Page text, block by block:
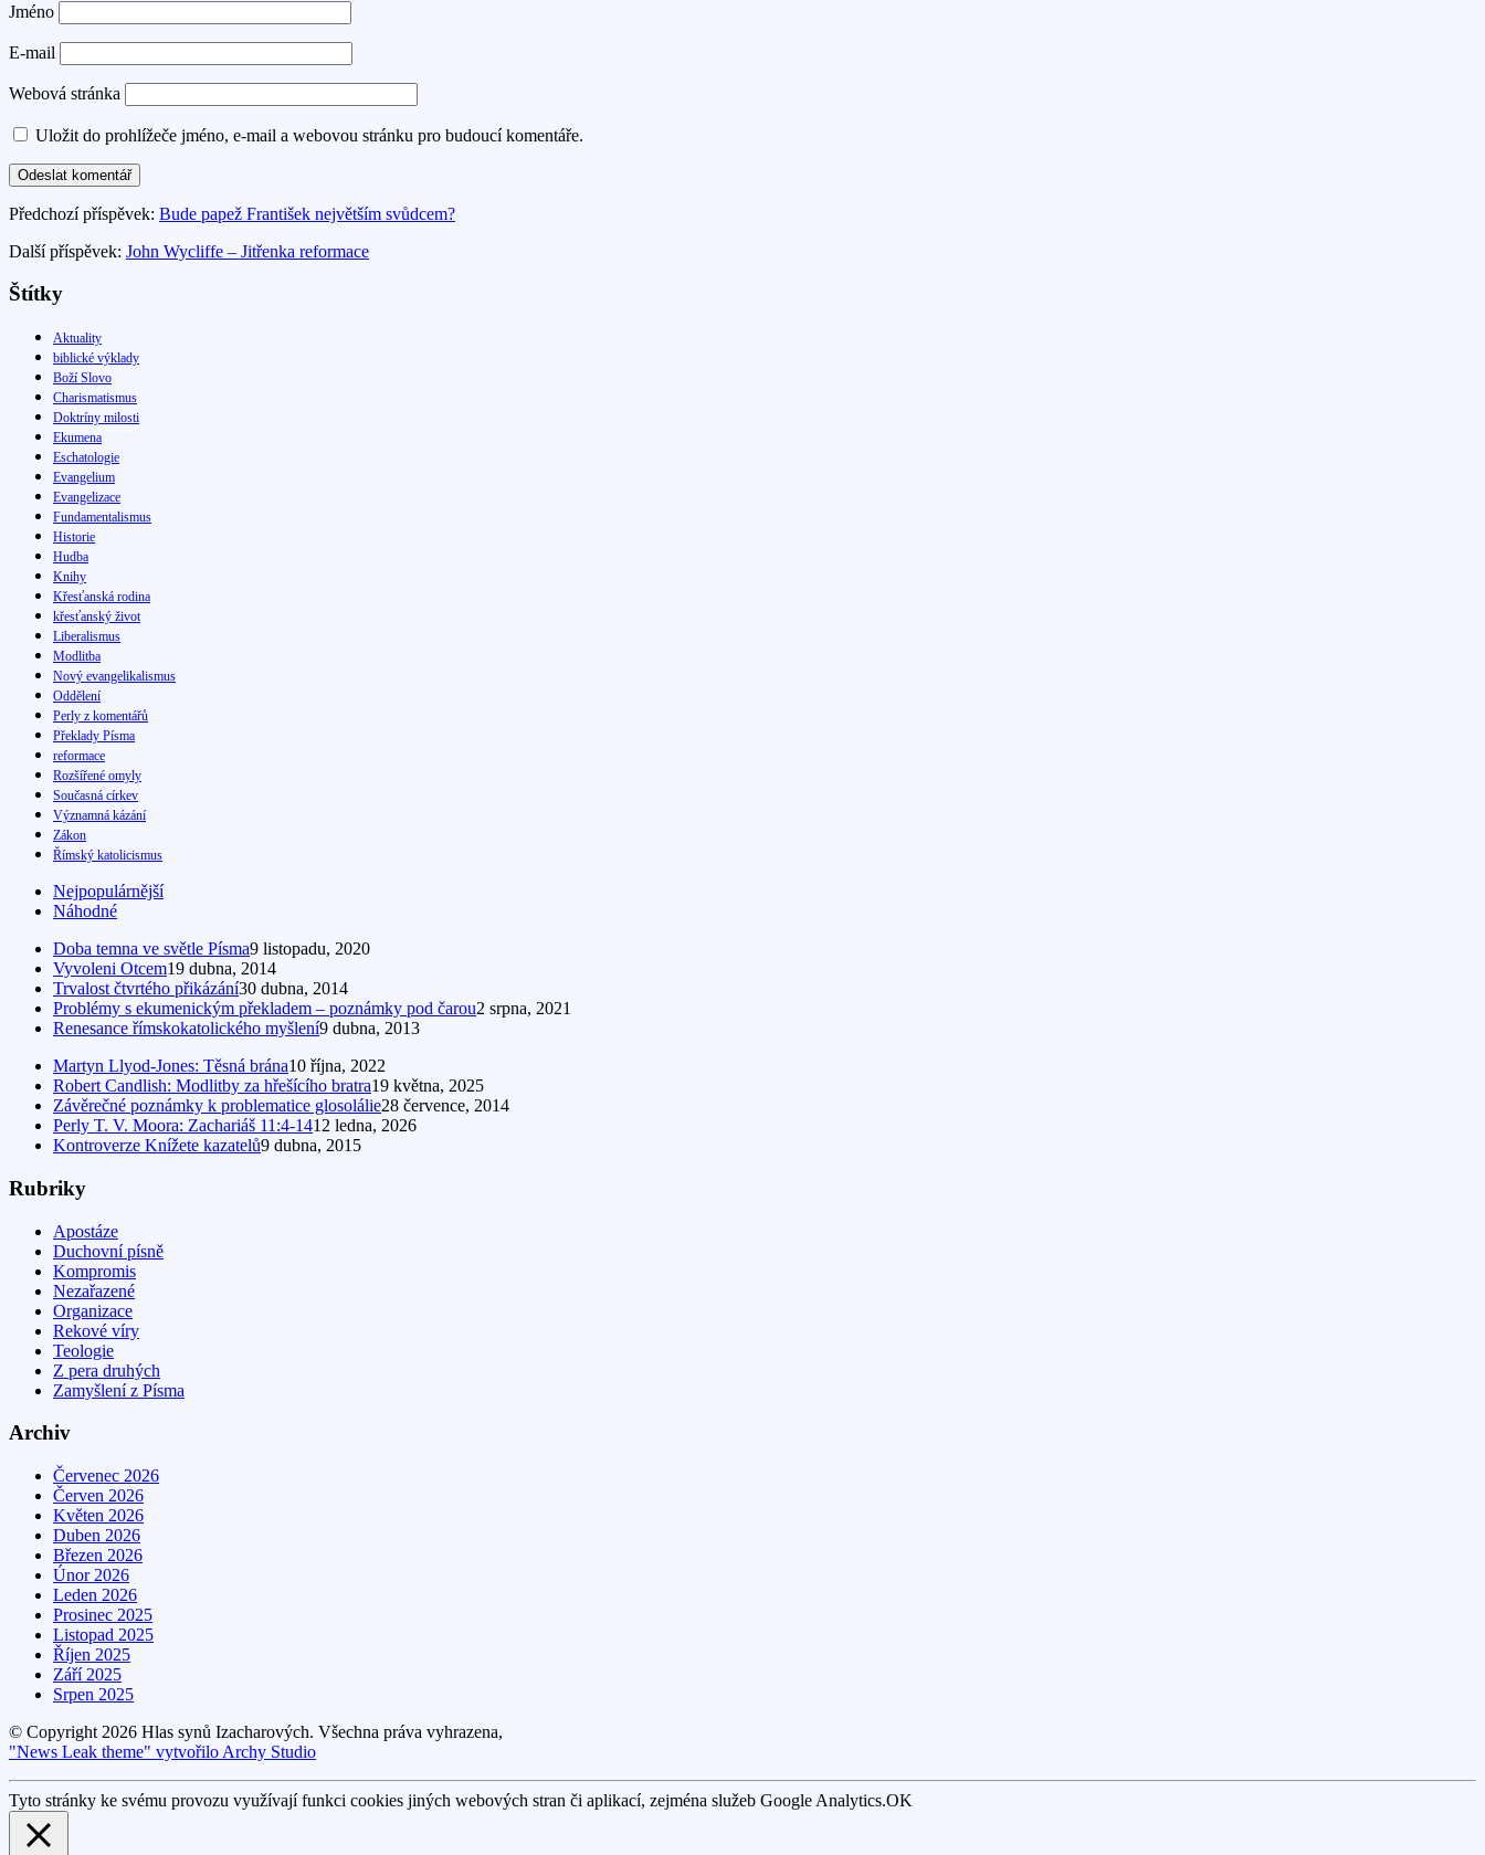
Jméno
E-mail
Webová stránka
Uložit do prohlížeče jméno, e-mail a webovou stránku pro budoucí komentáře.
Předchozí příspěvek: Bude papež František největším svůdcem?
Další příspěvek: John Wycliffe – Jitřenka reformace
Štítky
Aktuality
biblické výklady
Boží Slovo
Charismatismus
Doktríny milosti
Ekumena
Eschatologie
Evangelium
Evangelizace
Fundamentalismus
Historie
Hudba
Knihy
Křesťanská rodina
křesťanský život
Liberalismus
Modlitba
Nový evangelikalismus
Oddělení
Perly z komentářů
Překlady Písma
reformace
Rozšířené omyly
Současná církev
Významná kázání
Zákon
Římský katolicismus
Nejpopulárnější
Náhodné
Doba temna ve světle Písma9 listopadu, 2020
Vyvoleni Otcem19 dubna, 2014
Trvalost čtvrtého přikázání30 dubna, 2014
Problémy s ekumenickým překladem – poznámky pod čarou2 srpna, 2021
Renesance římskokatolického myšlení9 dubna, 2013
Martyn Llyod-Jones: Těsná brána10 října, 2022
Robert Candlish: Modlitby za hřešícího bratra19 května, 2025
Závěrečné poznámky k problematice glosolálie28 července, 2014
Perly T. V. Moora: Zachariáš 11:4-1412 ledna, 2026
Kontroverze Knížete kazatelů9 dubna, 2015
Rubriky
Apostáze
Duchovní písně
Kompromis
Nezařazené
Organizace
Rekové víry
Teologie
Z pera druhých
Zamyšlení z Písma
Archiv
Červenec 2026
Červen 2026
Květen 2026
Duben 2026
Březen 2026
Únor 2026
Leden 2026
Prosinec 2025
Listopad 2025
Říjen 2025
Září 2025
Srpen 2025
© Copyright 2026 Hlas synů Izacharových. Všechna práva vyhrazena,
"News Leak theme" vytvořilo Archy Studio
Tyto stránky ke svému provozu využívají funkci cookies jiných webových stran či aplikací, zejména služeb Google Analytics.OK